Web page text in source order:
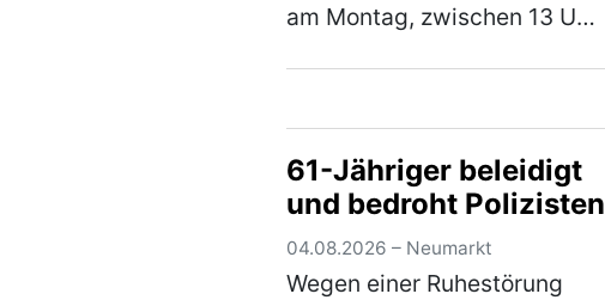
am Montag, zwischen 13 Uhr
einen Sachschaden in Höhe
von rund 5.000 €. Der…
(mehr)
61-Jähriger beleidigt
und bedroht Polizisten
04.08.2026 – Neumarkt
Wegen einer Ruhestörung